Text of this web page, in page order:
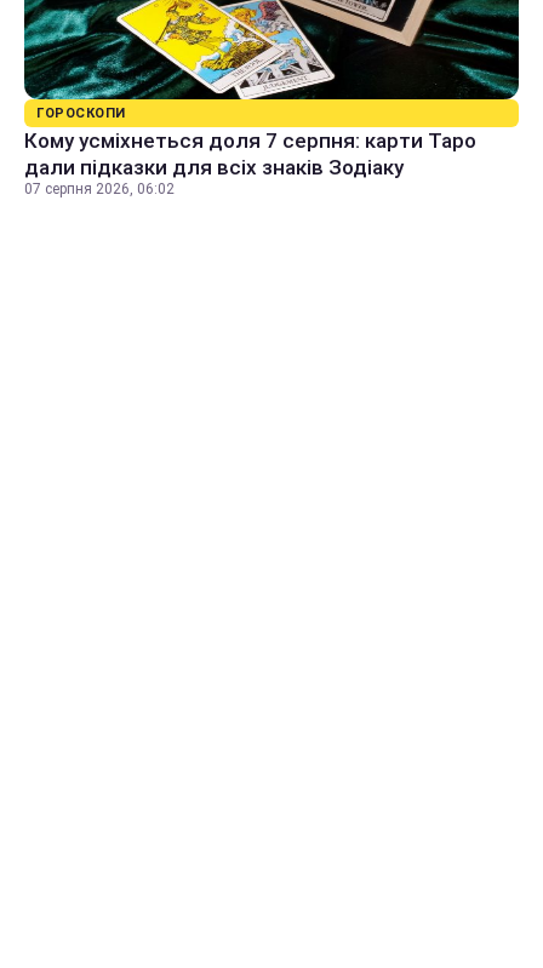
ГОРОСКОПИ
Кому усміхнеться доля 7 серпня: карти Таро
дали підказки для всіх знаків Зодіаку
07 серпня 2026, 06:02